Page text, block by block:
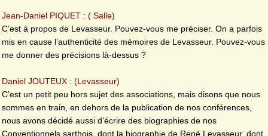
Jean-Daniel PIQUET : ( Salle)
C’est à propos de Levasseur. Pouvez-vous me préciser. On a parfois
mis en cause l’authenticité des mémoires de Levasseur. Pouvez-vous
me donner des précisions là-dessus ?
Daniel JOUTEUX : (Levasseur)
C’est un petit peu hors sujet des associations, mais disons que nous
sommes en train, en dehors de la publication de nos conférences,
nous avons décidé aussi d’écrire des biographies de nos
Conventionnels sarthois, dont la biographie de René Levasseur, dont